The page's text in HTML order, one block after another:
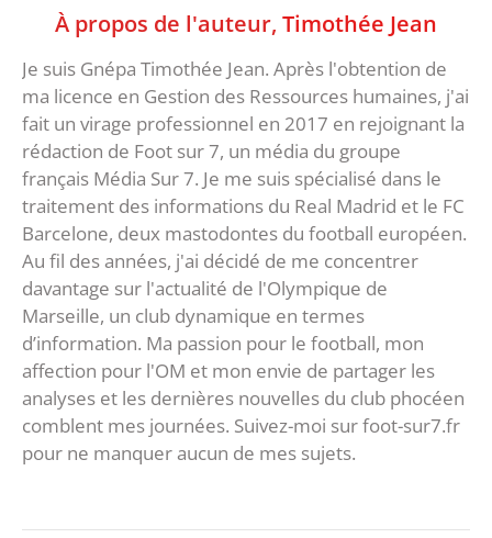
À propos de l'auteur, Timothée Jean
Je suis Gnépa Timothée Jean. Après l'obtention de
ma licence en Gestion des Ressources humaines, j'ai
fait un virage professionnel en 2017 en rejoignant la
rédaction de Foot sur 7, un média du groupe
français Média Sur 7. Je me suis spécialisé dans le
traitement des informations du Real Madrid et le FC
Barcelone, deux mastodontes du football européen.
Au fil des années, j'ai décidé de me concentrer
davantage sur l'actualité de l'Olympique de
Marseille, un club dynamique en termes
d’information. Ma passion pour le football, mon
affection pour l'OM et mon envie de partager les
analyses et les dernières nouvelles du club phocéen
comblent mes journées. Suivez-moi sur foot-sur7.fr
pour ne manquer aucun de mes sujets.